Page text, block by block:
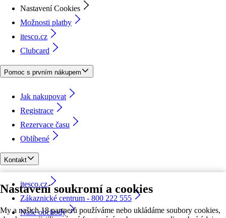
Nastavení soukromí a cookies
My a našich 18 partnerů používáme nebo ukládáme soubory cookies,
Nastavení Cookies
Možnosti platby
itesco.cz
Clubcard
Pomoc s prvním nákupem
Jak nakupovat
Registrace
Rezervace času
Oblíbené
Kontakt
itesco.cz
Zákaznické centrum - 800 222 555
Naše obchody